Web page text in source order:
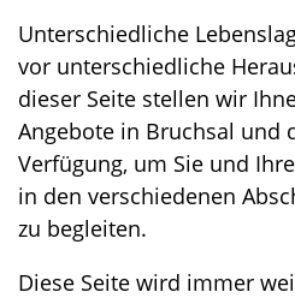
Unterschiedliche
vor unterschiedliche
dieser Seite stellen wir
Angebote in Bruchsal und
Verfügung, um Sie und
in den verschiedenen
zu begleiten.
Diese Seite wird immer